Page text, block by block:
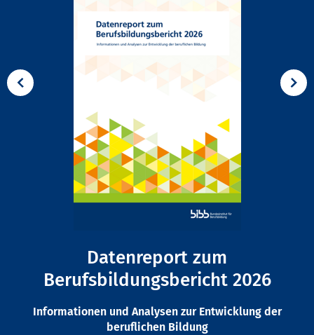
Datenreport zum
Berufsbildungsbericht 2026
Informationen und Analysen zur Entwicklung der
beruflichen Bildung